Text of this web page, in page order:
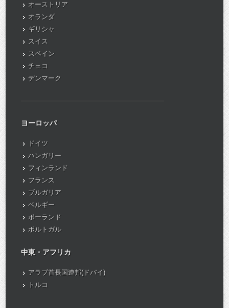
オーストリア
オランダ
ギリシャ
スイス
スペイン
チェコ
デンマーク
ヨーロッパ
ドイツ
ハンガリー
フィンランド
フランス
ブルガリア
ベルギー
ポーランド
ポルトガル
中東・アフリカ
アラブ首長国連邦(ドバイ)
トルコ